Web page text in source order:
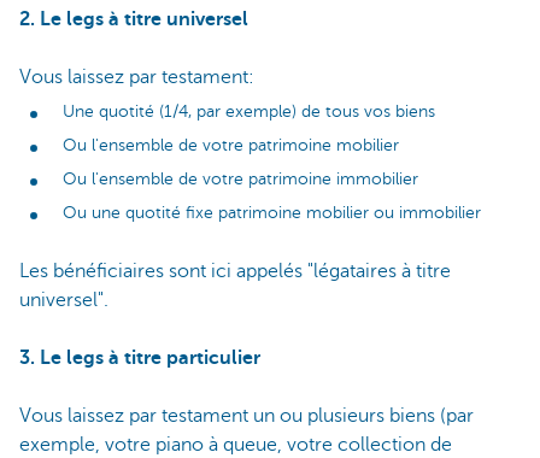
2. Le legs à titre universel
Vous laissez par testament:
Une quotité (1/4, par exemple) de tous vos biens
Ou l'ensemble de votre patrimoine mobilier
Ou l'ensemble de votre patrimoine immobilier
Ou une quotité fixe patrimoine mobilier ou immobilier
Les bénéficiaires sont ici appelés "légataires à titre
universel".
3. Le legs à titre particulier
Vous laissez par testament un ou plusieurs biens (par
exemple, votre piano à queue, votre collection de